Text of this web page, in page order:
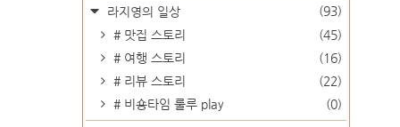
라지영의 일상
(93)
# 맛집 스토리
(45)
# 여행 스토리
(16)
# 리뷰 스토리
(22)
# 비숑타임 룰루 play
(0)